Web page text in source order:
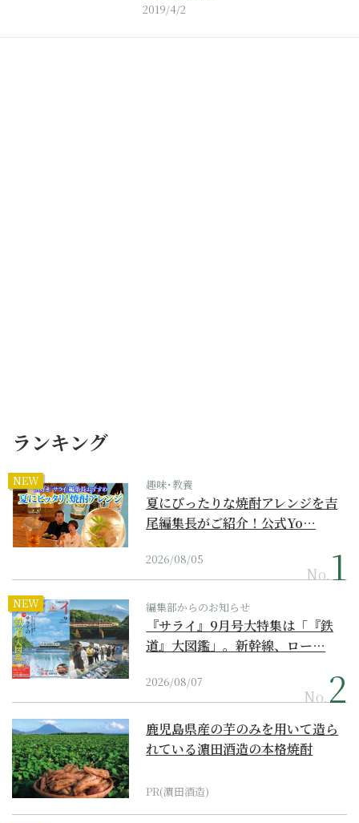
2019/4/2
ランキング
NEW 趣味･教養
夏にぴったりな焼酎アレンジを吉
尾編集長がご紹介！公式Yo…
2026/08/05
No.
NEW 編集部からのお知らせ
『サライ』9月号大特集は「『鉄
道』大図鑑」。新幹線、ロー…
2026/08/07
No.
鹿児島県産の芋のみを用いて造ら
れている濵田酒造の本格焼酎
PR(濵田酒造)